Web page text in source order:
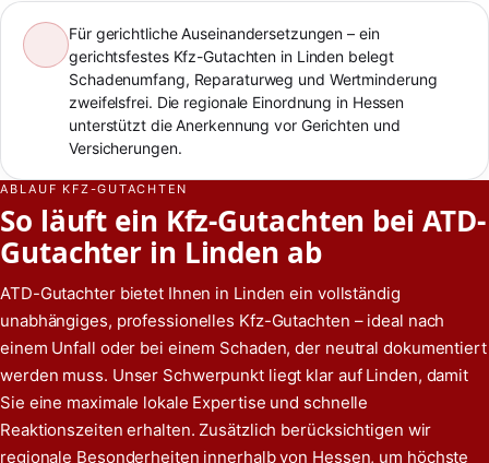
Für gerichtliche Auseinandersetzungen – ein
gerichtsfestes Kfz-Gutachten in Linden belegt
Schadenumfang, Reparaturweg und Wertminderung
zweifelsfrei. Die regionale Einordnung in Hessen
unterstützt die Anerkennung vor Gerichten und
Versicherungen.
ABLAUF KFZ-GUTACHTEN
So läuft ein Kfz-Gutachten bei ATD-
Gutachter in Linden ab
ATD-Gutachter bietet Ihnen in Linden ein vollständig
unabhängiges, professionelles Kfz-Gutachten – ideal nach
einem Unfall oder bei einem Schaden, der neutral dokumentiert
werden muss. Unser Schwerpunkt liegt klar auf Linden, damit
Sie eine maximale lokale Expertise und schnelle
Reaktionszeiten erhalten. Zusätzlich berücksichtigen wir
regionale Besonderheiten innerhalb von Hessen, um höchste